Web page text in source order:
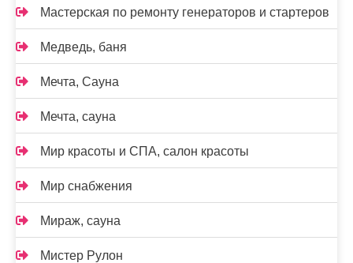
Мастерская по ремонту генераторов и стартеров
Медведь, баня
Мечта, Сауна
Мечта, сауна
Мир красоты и СПА, салон красоты
Мир снабжения
Мираж, сауна
Мистер Рулон